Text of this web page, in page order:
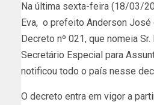
Na última sexta-feira (18/03/
Eva, o prefeito Anderson José
Decreto nº 021, que nomeia
Secretário Especial para
notificou todo o país nesse
O decreto entra em vigor a